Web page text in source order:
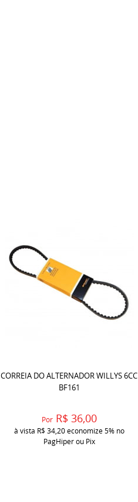
CORREIA DO ALTERNADOR WILLYS 6CC
BF161
Por R$ 36,00
à vista R$ 34,20economize5% no
PagHiper ou Pix